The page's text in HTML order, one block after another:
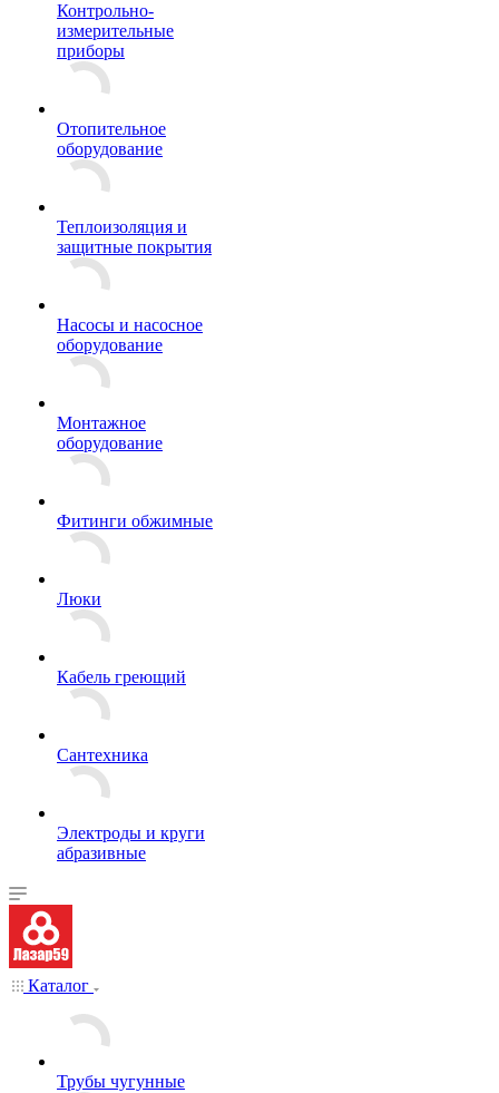
Контрольно-
измерительные
приборы
Отопительное
оборудование
Теплоизоляция и
защитные покрытия
Насосы и насосное
оборудование
Монтажное
оборудование
Фитинги обжимные
Люки
Кабель греющий
Сантехника
Электроды и круги
абразивные
Каталог
Трубы чугунные